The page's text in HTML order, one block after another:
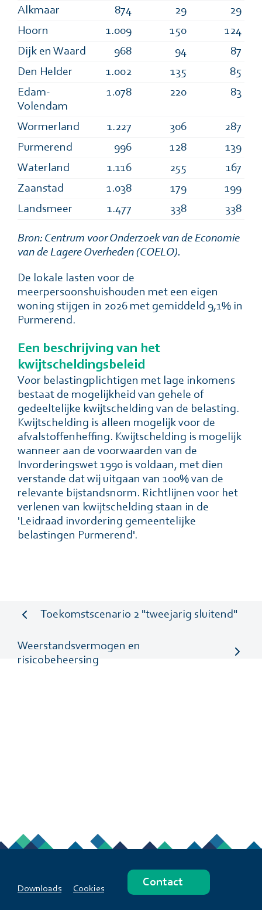
Alkmaar 874 29
29
Hoorn
1.009 150
124
Dijk en Waard
968 94
87
Den Helder
1.002 135
85
Edam-
Volendam
1.078 220 83
Wormerland 1.227 306
287
Purmerend
996 128
139
Waterland
1.116 255
167
Zaanstad
1.038 179
199
Landsmeer
1.477 338 338
Bron: Centrum voor Onderzoek van de Economie
van de Lagere Overheden (COELO).
De lokale lasten voor de
meerpersoonshuishouden met een eigen
woning stijgen in 2026 met gemiddeld 9,1% in
Purmerend.
Een beschrijving van het
kwijtscheldingsbeleid
Voor belastingplichtigen met lage inkomens
bestaat de mogelĳkheid van gehele of
gedeeltelĳke kwĳtschelding van de belasting.
Kwĳtschelding is alleen mogelĳk voor de
afvalstoffenheffing. Kwĳtschelding is mogelĳk
wanneer aan de voorwaarden van de
Invorderingswet 1990 is voldaan, met dien
verstande dat wĳ uitgaan van 100% van de
relevante bĳstandsnorm. Richtlĳnen voor het
verlenen van kwĳtschelding staan in de
'Leidraad invordering gemeentelijke
belastingen Purmerend'.
Toekomstscenario 2 "tweejarig sluitend"
Weerstandsvermogen en
risicobeheersing
Downloads Cookies
Contact